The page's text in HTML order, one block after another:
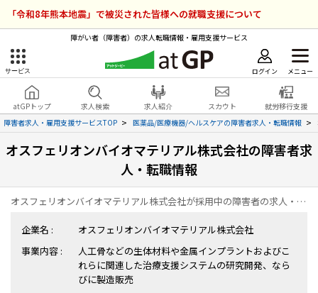
「令和8年熊本地震」で被災された皆様への就職支援について
障がい者（障害者）の求人転職情報・雇用支援サービス
サービス ログイン メニュー
atGPトップ 求人検索 求人紹介 スカウト
就労移行支援
障害者求人・雇用支援サービスTOP
医薬品/医療機器/ヘルスケアの障害者求人・転職情報
オスフェリオンバイオマテリアル株式会社の障害者求
人・転職情報
オスフェリオンバイオマテリアル株式会社が採用中の障害者の求人・転職情報の一覧ページです。
企業名 :
オスフェリオンバイオマテリアル株式会社
事業内容 :
人工骨などの生体材料や金属インプラントおよびこ
れらに関連した治療支援システムの研究開発、なら
びに製造販売
障害者雇用のアットジーピー
サービスラインナップ
就転職支援サービス
障害者専門の就転職支援サービス
障害者アスリート専門の就転職支援サービス
ログイン 会員登録 無料
atGPトップ
各種サービス
求人を検索する
求人を紹介してもらう